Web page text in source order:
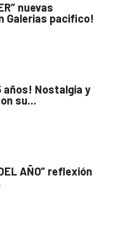
nuevas
Galerias pacifico!
años! Nostalgia y
su...
AÑO” reflexión